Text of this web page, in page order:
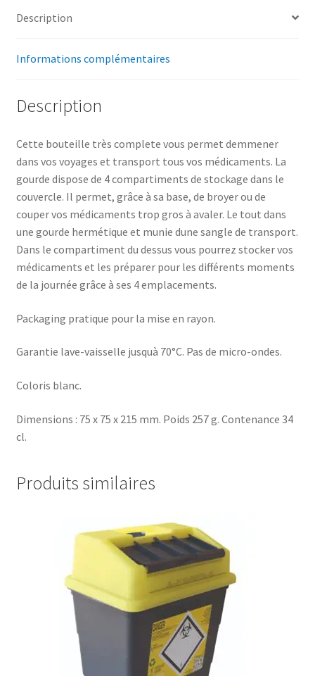
Description
Informations complémentaires
Description
Cette bouteille très complete vous permet demmener
dans vos voyages et transport tous vos médicaments. La
gourde dispose de 4 compartiments de stockage dans le
couvercle. Il permet, grâce à sa base, de broyer ou de
couper vos médicaments trop gros à avaler. Le tout dans
une gourde hermétique et munie dune sangle de transport.
Dans le compartiment du dessus vous pourrez stocker vos
médicaments et les préparer pour les différents moments
de la journée grâce à ses 4 emplacements.
Packaging pratique pour la mise en rayon.
Garantie lave-vaisselle jusquà 70°C. Pas de micro-ondes.
Coloris blanc.
Dimensions : 75 x 75 x 215 mm. Poids 257 g. Contenance 34
cl.
Produits similaires